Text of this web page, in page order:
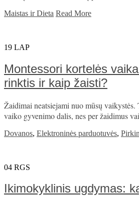
Maistas ir Dieta Read More
19 LAP
Montessori kortelės
rinktis ir kaip žaisti?
Žaidimai neatsiejami nuo mūsų
vaiko gyvenimo dalis, nes per žaidimus
Dovanos, Elektroninės parduotuvės,
04 RGS
Ikimokyklinis ugdymas: